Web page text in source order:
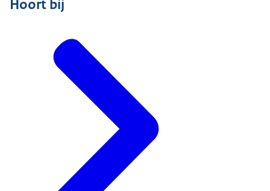
Hoort bij